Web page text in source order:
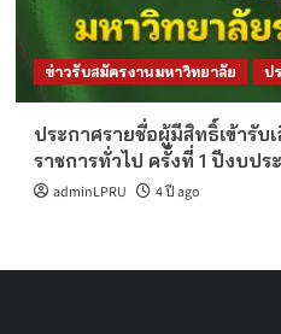
ข่าวรับสมัครงานมหาวิทยาลัย ป
ประกาศรายชื่อผู้มีสิทธิ์เข้ารับ
ราชการทั่วไป ครั้งที่ 1 ปีงบป
adminLPRU 4 ปี ago